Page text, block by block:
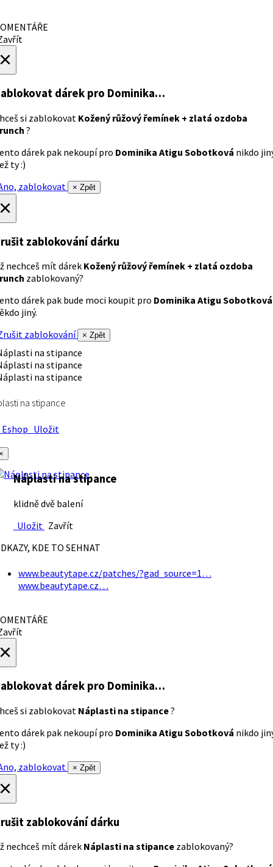
dárek pro Dominika…
si zablokovat Kožený růžový řemínek + zlatá ozdoba
?
dárek pak nekoupí pro Dominika Atigu Sobotková nikdo
ty :)
zablokovat
× Zpět
zablokování dárku
nechceš mít dárek Kožený růžový řemínek + zlatá ozdoba
zablokovaný?
dárek pak bude moci koupit pro Dominika Atigu Sobotková
jiný.
zablokování
× Zpět
na stipance
Uložit
Náplasti na stipance
klidně dvě balení
Uložit Zavřít
KDE TO SEHNAT
www.beautytape.cz/patches/?gad_source=1…
www.beautytape.cz…
dárek pro Dominika…
si zablokovat Náplasti na stipance?
dárek pak nekoupí pro Dominika Atigu Sobotková nikdo
ty :)
zablokovat
× Zpět
zablokování dárku
nechceš mít dárek Náplasti na stipance zablokovaný?